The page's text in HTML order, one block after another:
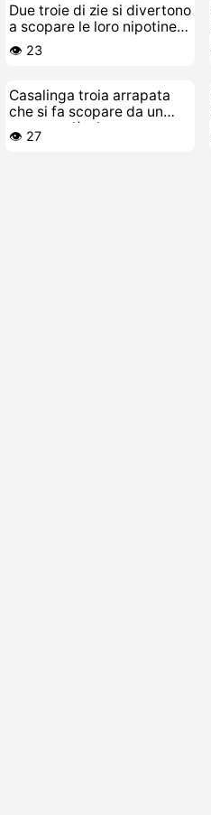
Due troie di zie si divertono
a scopare le loro nipotine
lesbocuriosone
👁️ 23
Casalinga troia arrapata
che si fa scopare da un
amante più giovane
👁️ 27